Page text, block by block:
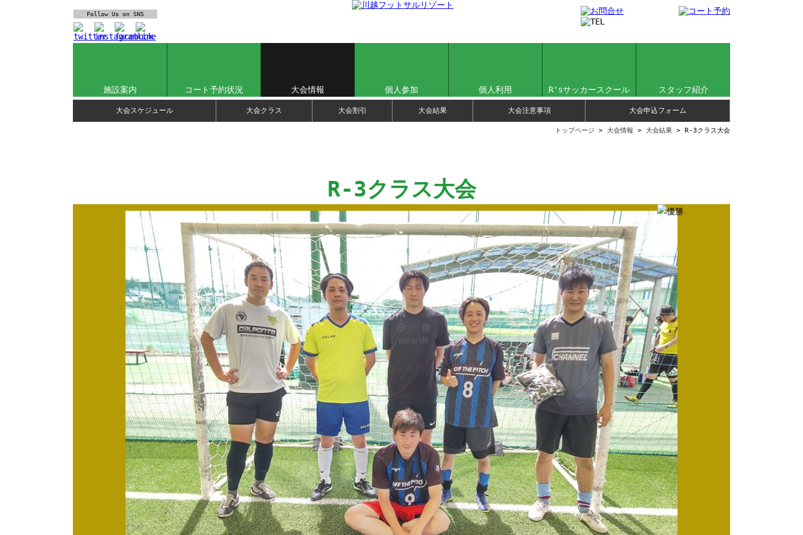
Follow Us on SNS
施設案内 コート予約状況 大会情報 個人参加 個人利用 R'sサッカースクール スタッフ紹介
大会スケジュール 大会クラス 大会割引 大会結果 大会注意事項 大会申込フォーム
トップページ > 大会情報 > 大会結果 > R-3クラス大会
R-3クラス大会